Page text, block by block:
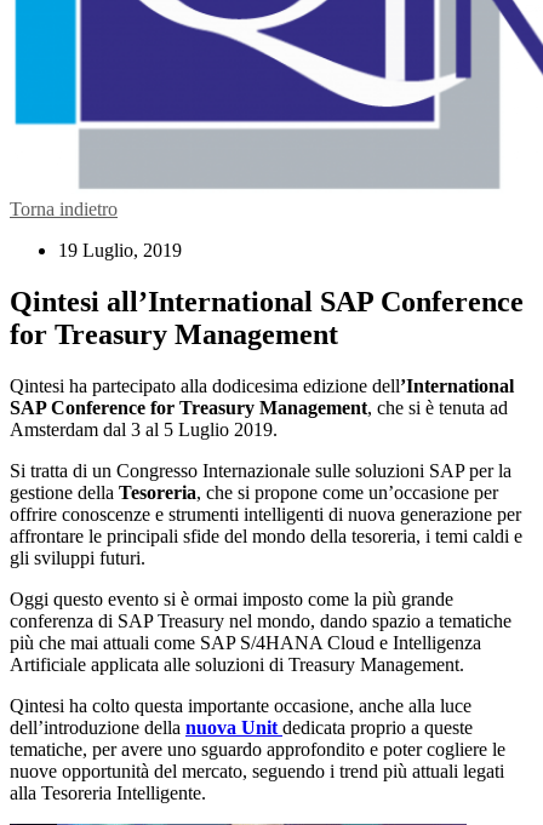
Torna indietro
19 Luglio, 2019
Qintesi all’International SAP Conference
for Treasury Management
Qintesi ha partecipato alla dodicesima edizione dell’International
SAP Conference for Treasury Management, che si è tenuta ad
Amsterdam dal 3 al 5 Luglio 2019.
Si tratta di un Congresso Internazionale sulle soluzioni SAP per la
gestione della Tesoreria, che si propone come un’occasione per
offrire conoscenze e strumenti intelligenti di nuova generazione per
affrontare le principali sfide del mondo della tesoreria, i temi caldi e
gli sviluppi futuri.
Oggi questo evento si è ormai imposto come la più grande
conferenza di SAP Treasury nel mondo, dando spazio a tematiche
più che mai attuali come SAP S/4HANA Cloud e Intelligenza
Artificiale applicata alle soluzioni di Treasury Management.
Qintesi ha colto questa importante occasione, anche alla luce
dell’introduzione della nuova Unit dedicata proprio a queste
tematiche, per avere uno sguardo approfondito e poter cogliere le
nuove opportunità del mercato, seguendo i trend più attuali legati
alla Tesoreria Intelligente.